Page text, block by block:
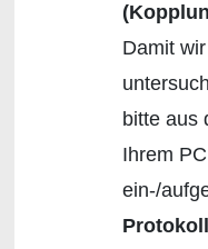
Damit
bitte aus
Ihrem
ein-/
Protokoll